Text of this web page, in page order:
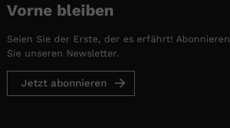
Vorne bleiben
Seien Sie der Erste, der es erfährt! Abonnieren
Sie unseren Newsletter.
Jetzt abonnieren